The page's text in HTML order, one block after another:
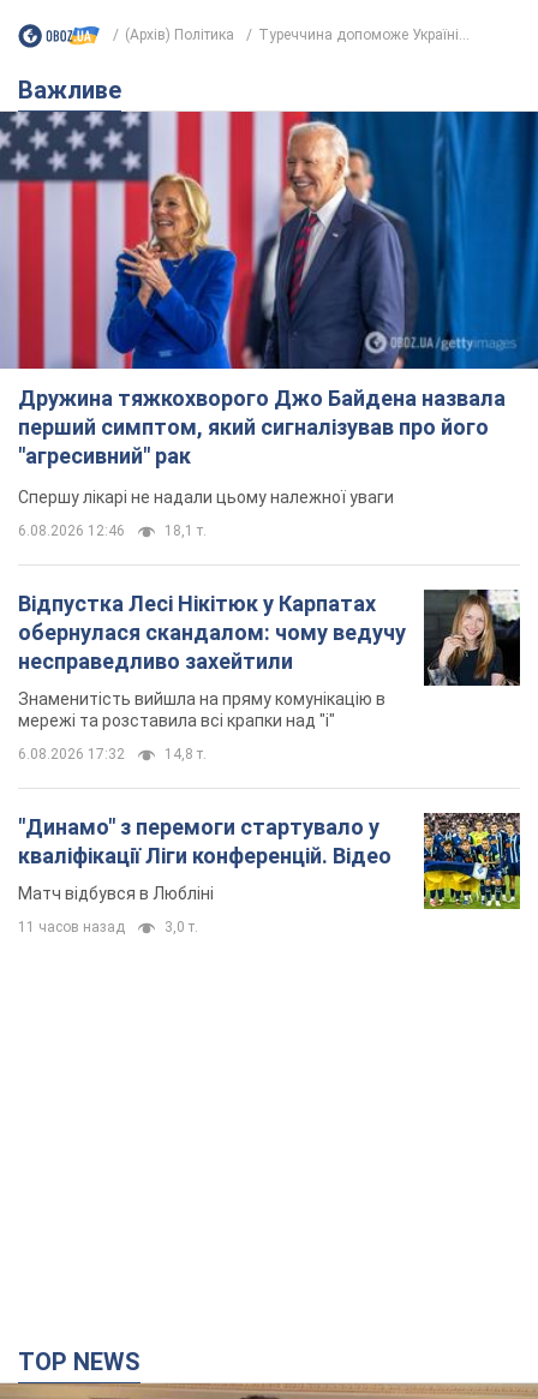
(Архів) Політика Туреччина допоможе Україні...
Важливе
Дружина тяжкохворого Джо Байдена назвала
перший симптом, який сигналізував про його
"агресивний" рак
Спершу лікарі не надали цьому належної уваги
6.08.2026 12:46 18,1 т.
Відпустка Лесі Нікітюк у Карпатах
обернулася скандалом: чому ведучу
несправедливо захейтили
Знаменитість вийшла на пряму комунікацію в
мережі та розставила всі крапки над "і"
6.08.2026 17:32 14,8 т.
"Динамо" з перемоги стартувало у
кваліфікації Ліги конференцій. Відео
Матч відбувся в Любліні
11 часов назад 3,0 т.
TOP NEWS